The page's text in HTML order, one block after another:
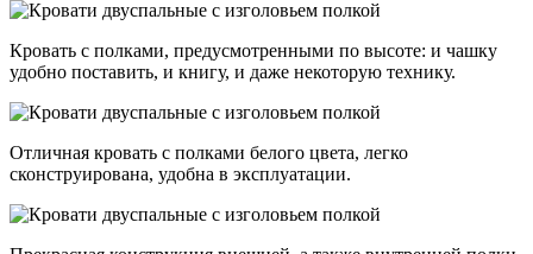
Кровать с полками, предусмотренными по высоте: и чашку
удобно поставить, и книгу, и даже некоторую технику.
Отличная кровать с полками белого цвета, легко
сконструирована, удобна в эксплуатации.